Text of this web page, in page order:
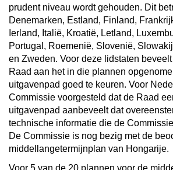
prudent niveau wordt gehouden. Dit
Denemarken, Estland, Finland,
Ierland, Italië, Kroatië, Letland,
Portugal, Roemenië, Slovenië,
en Zweden. Voor deze lidstaten
Raad aan het in die plannen
uitgavenpad goed te keuren. Voor
Commissie voorgesteld dat de Raad
uitgavenpad aanbeveelt dat
technische informatie die de
De Commissie is nog bezig met de
middellangetermijnplan van Hongarije.
Voor 5 van de 20 plannen voor de